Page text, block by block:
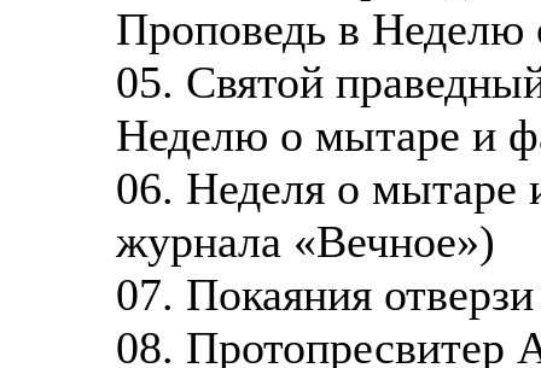
Проповедь в Неделю
05. Святой
Неделю о мытаре и
06. Неделя о мытаре
журнала «Вечное»)
07. Покаяния
08. Протопресвитер